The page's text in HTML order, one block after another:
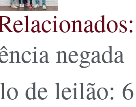
negada
de leilão: 6